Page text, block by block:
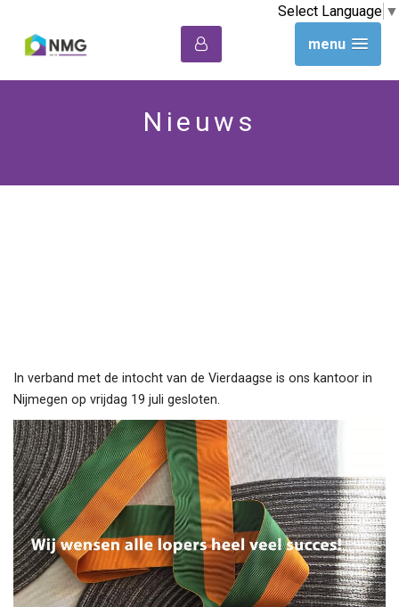
menu
Select Language ▼
Nieuws
In verband met de intocht van de Vierdaagse is ons kantoor in
Nijmegen op vrijdag 19 juli gesloten.